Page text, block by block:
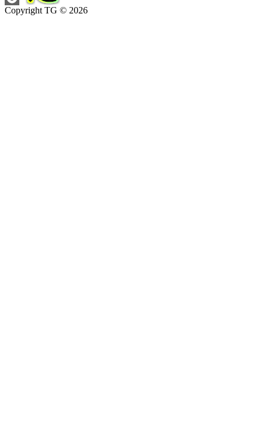
Copyright TG © 2026